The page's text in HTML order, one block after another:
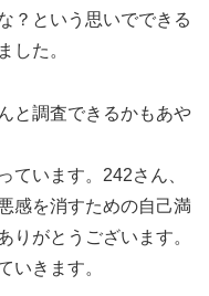
？という思いでできる
した。
と調査できるかもあや
ています。242さん、
感を消すための自己満
りがとうございます。
いきます。